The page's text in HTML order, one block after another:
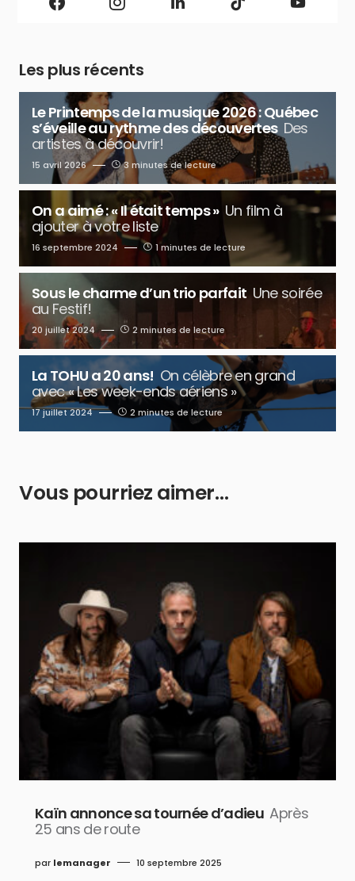
Les plus récents
Le Printemps de la musique 2026 : Québec
s’éveille au rythme des découvertes Des
artistes à découvrir!
15 avril 2026 3 minutes de lecture
On a aimé : « Il était temps » Un film à
ajouter à votre liste
16 septembre 2024 1 minutes de lecture
Sous le charme d’un trio parfait Une soirée
au Festif!
20 juillet 2024 2 minutes de lecture
La TOHU a 20 ans! On célèbre en grand
avec « Les week-ends aériens »
17 juillet 2024 2 minutes de lecture
Vous pourriez aimer…
Kaïn annonce sa tournée d’adieu Après
25 ans de route
par lemanager 10 septembre 2025